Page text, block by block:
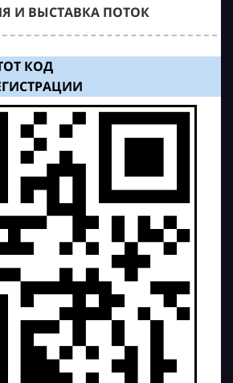
И ВЫСТАВКА ПОТОК
КОД